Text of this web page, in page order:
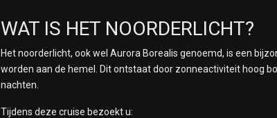
WAT IS HET NOORDERLICHT?
Het noorderlicht, ook wel Aurora Borealis genoemd, is een
worden aan de hemel. Dit ontstaat door zonneactiviteit hoog
nachten.
Tijdens deze cruise bezoekt u: